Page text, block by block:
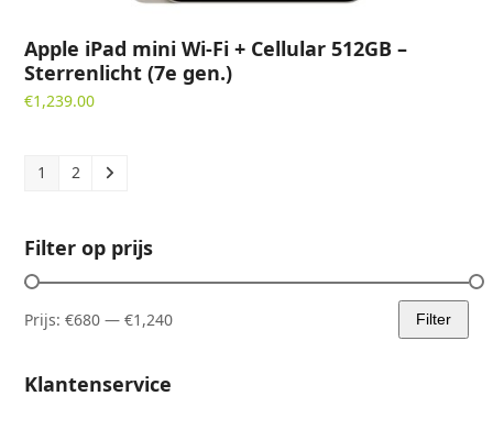
Apple iPad mini Wi-Fi + Cellular 512GB –
Sterrenlicht (7e gen.)
€1,239.00
1 2
Filter op prijs
Min.
Max.
Filter
Prijs:€680 —€1,240
Klantenservice